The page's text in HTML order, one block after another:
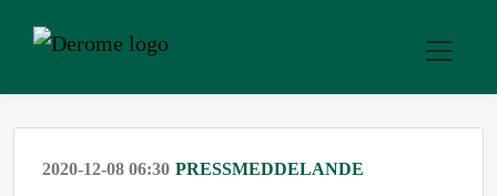
2020-12-08 06:30 PRESSMEDDELANDE